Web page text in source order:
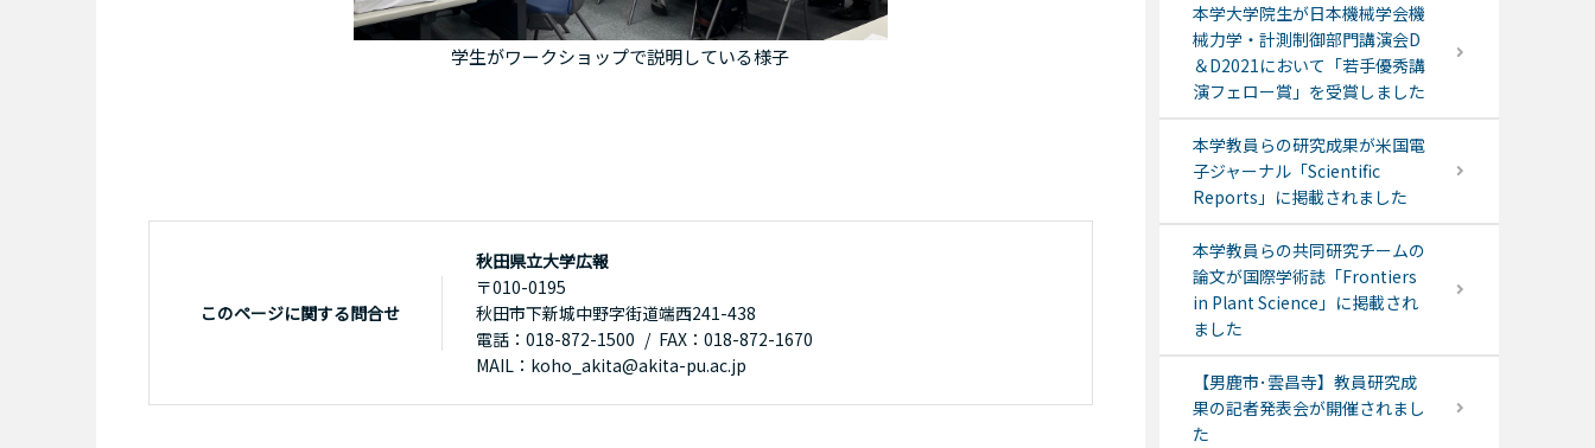
学生がワークショップで説明している様子
このページに関する問合せ
秋田県立大学広報
〒010-0195
秋田市下新城中野字街道端西241-438
電話：018-872-1500
FAX：018-872-1670
MAIL：koho_akita@akita-pu.ac.jp
本学大学院生が日本機械学会機
械力学・計測制御部門講演会D
＆D2021において「若手優秀講
演フェロー賞」を受賞しました
本学教員らの研究成果が米国電
子ジャーナル「Scientific
Reports」に掲載されました
本学教員らの共同研究チームの
論文が国際学術誌「Frontiers
in Plant Science」に掲載され
ました
【男鹿市･雲昌寺】教員研究成
果の記者発表会が開催されまし
た